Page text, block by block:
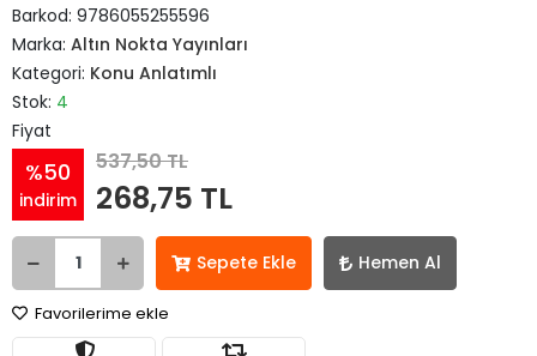
Barkod: 9786055255596
Marka: Altın Nokta Yayınları
Kategori: Konu Anlatımlı
Stok: 4
Fiyat
%50
indirim
537,50 TL
268,75 TL
Sepete Ekle Hemen Al
Favorilerime ekle